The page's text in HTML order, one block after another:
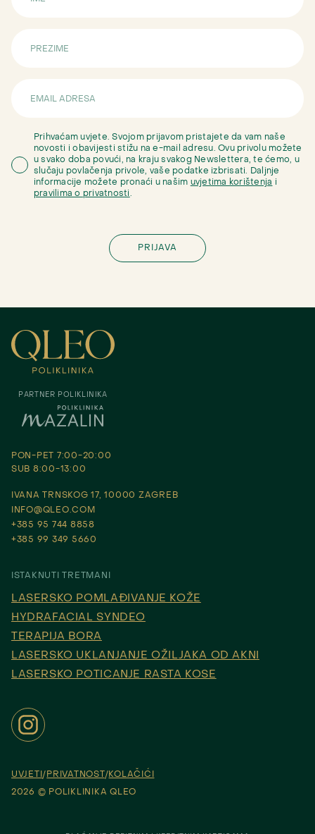
Prihvaćam uvjete. Svojom prijavom pristajete da vam naše
novosti i obavijesti stižu na e-mail adresu. Ovu privolu možete
u svako doba povući, na kraju svakog Newslettera, te ćemo, u
slučaju povlačenja privole, vaše podatke izbrisati. Daljnje
informacije možete pronaći u našim uvjetima korištenja i
pravilima o privatnosti.
PARTNER POLIKLINIKA
PON-PET 7:00-20:00
SUB 8:00-13:00
IVANA TRNSKOG 17, 10000 ZAGREB
INFO@QLEO.COM
+385 95 744 8858
+385 99 349 5660
ISTAKNUTI TRETMANI
LASERSKO POMLAĐIVANJE KOŽE
HYDRAFACIAL SYNDEO
TERAPIJA BORA
LASERSKO UKLANJANJE OŽILJAKA OD AKNI
LASERSKO POTICANJE RASTA KOSE
UVJETI PRIVATNOST KOLAČIĆI
2026 © POLIKLINIKA QLEO